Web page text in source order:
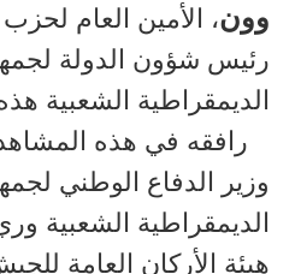
وون، الأمين العام
رئيس شؤون الدولة
الديمقراطية الشعبية
رافقه في هذه
وزير الدفاع الوطني
الديمقراطية الشعبية
هيئة الأركان العامة